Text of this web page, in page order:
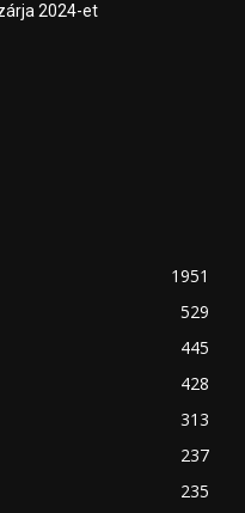
2024-et
1951
529
445
428
313
237
235